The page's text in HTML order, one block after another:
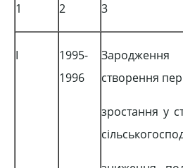
1 2 3
І
1995-
1996
Зародження
створення
зростання у